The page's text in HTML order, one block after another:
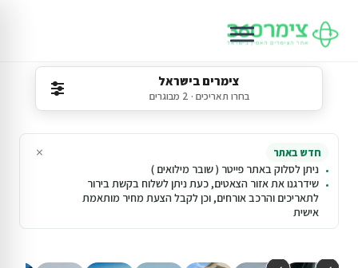
צימרים בישראל
בחרו תאריכים · 2 מבוגרים
חדש באתר
ניתן לסלוק באתר פייטר ( שובר מילואים )
שידרגנו את אזור הצאטים, כעת ניתן לשלוח בקשת בירור
לתאריכים והרכב אורחים, וכן לקבל הצעת מחיר מותאמת
אישית
×